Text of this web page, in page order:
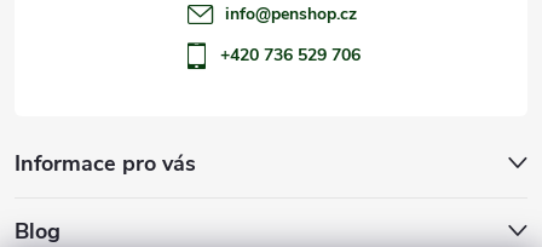
Informace pro vás
Blog
info@penshop.cz
+420 736 529 706